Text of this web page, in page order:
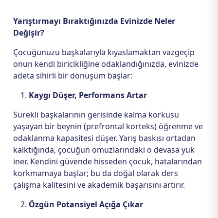
Yarıştırmayı Bıraktığınızda Evinizde Neler
Değişir?
Çocuğunuzu başkalarıyla kıyaslamaktan vazgeçip
onun kendi biricikliğine odaklandığınızda, evinizde
adeta sihirli bir dönüşüm başlar:
Kaygı Düşer, Performans Artar
Sürekli başkalarının gerisinde kalma korkusu
yaşayan bir beynin (prefrontal korteks) öğrenme ve
odaklanma kapasitesi düşer. Yarış baskısı ortadan
kalktığında, çocuğun omuzlarındaki o devasa yük
iner. Kendini güvende hisseden çocuk, hatalarından
korkmamaya başlar; bu da doğal olarak ders
çalışma kalitesini ve akademik başarısını artırır.
Özgün Potansiyel Açığa Çıkar